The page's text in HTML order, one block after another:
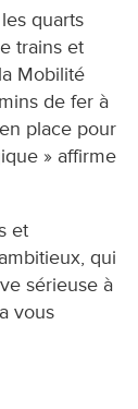
quarts
trains et
Mobilité
de fer à
place pour
» affirme
et
qui
sérieuse à
vous